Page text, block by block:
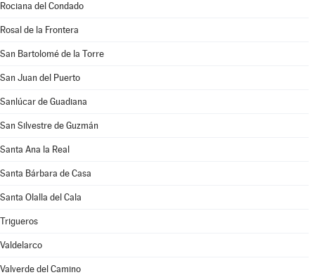
Rociana del Condado
Rosal de la Frontera
San Bartolomé de la Torre
San Juan del Puerto
Sanlúcar de Guadiana
San Silvestre de Guzmán
Santa Ana la Real
Santa Bárbara de Casa
Santa Olalla del Cala
Trigueros
Valdelarco
Valverde del Camino